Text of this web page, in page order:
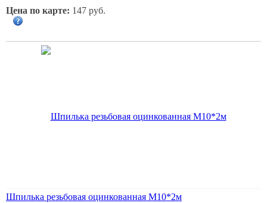
Цена по карте: 147 руб.
Шпилька резьбовая оцинкованная М10*2м